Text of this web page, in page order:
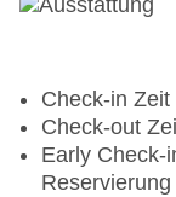
Check-in
Check-out
Early Check-